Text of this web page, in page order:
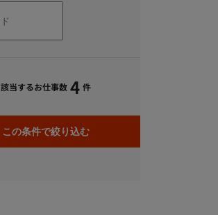
該当するお仕事数 4 件
この条件で絞り込む